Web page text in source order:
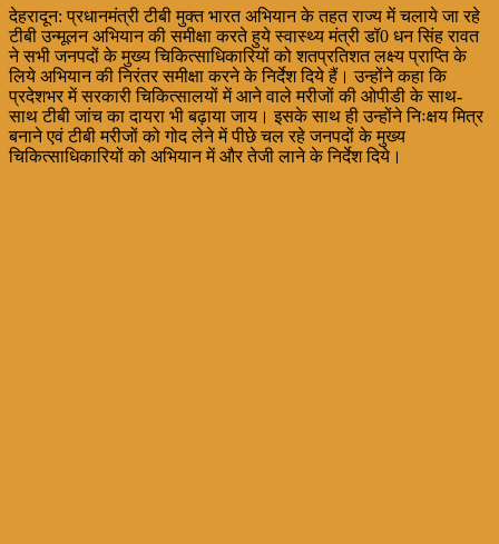
देहरादून: प्रधानमंत्री टीबी मुक्त भारत अभियान के तहत राज्य में चलाये जा रहे
टीबी उन्मूलन अभियान की समीक्षा करते हुये स्वास्थ्य मंत्री डॉ0 धन सिंह रावत
ने सभी जनपदों के मुख्य चिकित्साधिकारियों को शतप्रतिशत लक्ष्य प्राप्ति के
लिये अभियान की निरंतर समीक्षा करने के निर्देश दिये हैं। उन्होंने कहा कि
प्रदेशभर में सरकारी चिकित्सालयों में आने वाले मरीजों की ओपीडी के साथ-
साथ टीबी जांच का दायरा भी बढ़ाया जाय। इसके साथ ही उन्होंने निःक्षय मित्र
बनाने एवं टीबी मरीजों को गोद लेने में पीछे चल रहे जनपदों के मुख्य
चिकित्साधिकारियों को अभियान में और तेजी लाने के निर्देश दिये।